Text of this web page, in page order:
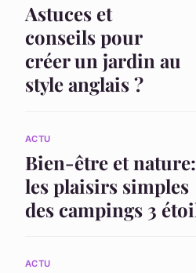
Astuces et
conseils pour
créer un jardin au
style anglais ?
ACTU
Bien-être et nature:
les plaisirs simples
des campings 3
ACTU